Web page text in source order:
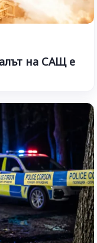
на САЩ е